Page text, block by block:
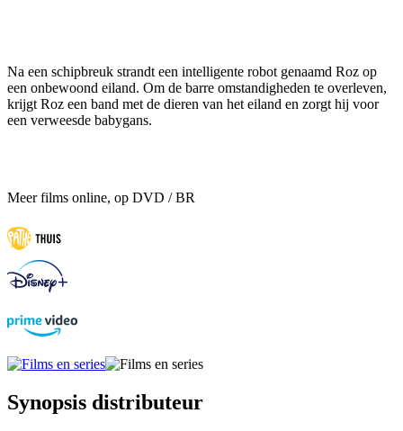
Na een schipbreuk strandt een intelligente robot genaamd Roz op
een onbewoond eiland. Om de barre omstandigheden te overleven,
krijgt Roz een band met de dieren van het eiland en zorgt hij voor
een verweesde babygans.
Meer films online, op DVD / BR
Synopsis distributeur